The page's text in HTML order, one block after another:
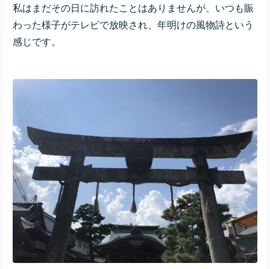
私はまだその日に訪れたことはありませんが、いつも賑
わった様子がテレビで放映され、年明けの風物詩という
感じです。